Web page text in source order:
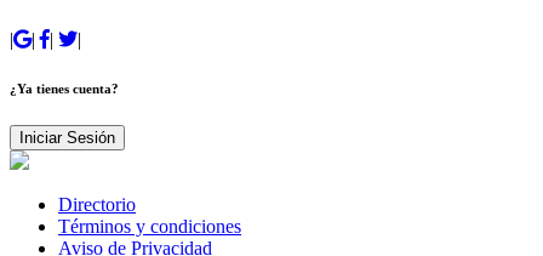
| | | |
¿Ya tienes cuenta?
Iniciar Sesión
Directorio
Términos y condiciones
Aviso de Privacidad